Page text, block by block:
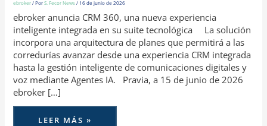
ebroker/ PorS. Fecor News/ 16 de junio de 2026
ebroker anuncia CRM 360, una nueva experiencia
inteligente integrada en su suite tecnológica La solución
incorpora una arquitectura de planes que permitirá a las
corredurías avanzar desde una experiencia CRM integrada
hasta la gestión inteligente de comunicaciones digitales y
voz mediante Agentes IA. Pravia, a 15 de junio de 2026
ebroker […]
LEER MÁS »